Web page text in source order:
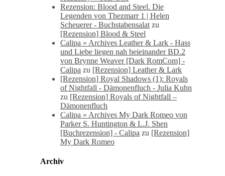
Rezension: Blood and Steel. Die
Legenden von Thezmarr 1 | Helen
Scheuerer - Buchstabensalat zu
[Rezension] Blood & Steel
Calipa » Archives Leather & Lark - Hass
und Liebe liegen nah beieinander BD.2
von Brynne Weaver [Dark RomCom] -
Calipa zu [Rezension] Leather & Lark
[Rezension] Royal Shadows (1): Royals
of Nightfall - Dämonenfluch - Julia Kuhn
zu [Rezension] Royals of Nightfall –
Dämonenfluch
Calipa » Archives My Dark Romeo von
Parker S. Huntington & L.J. Shen
[Buchrezension] - Calipa zu [Rezension]
My Dark Romeo
Archiv